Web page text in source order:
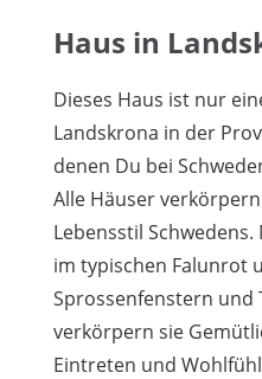
Haus in
Dieses Haus ist nur
Landskrona in der
denen Du bei
Alle Häuser
Lebensstil
im typischen Falunrot
Sprossenfenstern und
verkörpern sie
Eintreten und